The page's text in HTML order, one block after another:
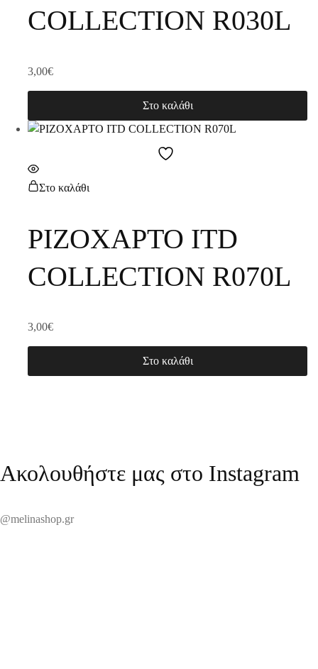
COLLECTION R030L
3,00€
Στο καλάθι
Στο καλάθι
ΡΙΖΟΧΑΡΤΟ ITD
COLLECTION R070L
3,00€
Στο καλάθι
Ακολουθήστε μας στο Instagram
@melinashop.gr